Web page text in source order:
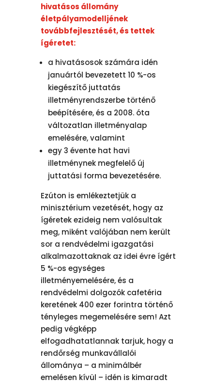
hivatásos állomány
életpályamodelljének
továbbfejlesztését, és tettek
ígéretet:
a hivatásosok számára idén
januártól bevezetett 10 %-os
kiegészítő juttatás
illetményrendszerbe történő
beépítésére, és a 2008. óta
változatlan illetményalap
emelésére, valamint
egy 3 évente hat havi
illetménynek megfelelő új
juttatási forma bevezetésére.
Ezúton is emlékeztetjük a
minisztérium vezetését, hogy az
ígéretek ezideig nem valósultak
meg, miként valójában nem került
sor a rendvédelmi igazgatási
alkalmazottaknak az idei évre ígért
5 %-os egységes
illetményemelésére, és a
rendvédelmi dolgozók cafetéria
keretének 400 ezer forintra történő
tényleges megemelésére sem! Azt
pedig végképp
elfogadhatatlannak tarjuk, hogy a
rendőrség munkavállalói
állománya – a minimálbér
emelésen kívül – idén is kimaradt